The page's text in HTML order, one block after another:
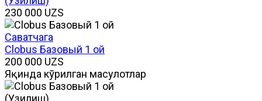
230 000 UZS
Саватчага
Clobus Базовый 1 ой
200 000 UZS
Яқинда кўрилган маҳсулотлар